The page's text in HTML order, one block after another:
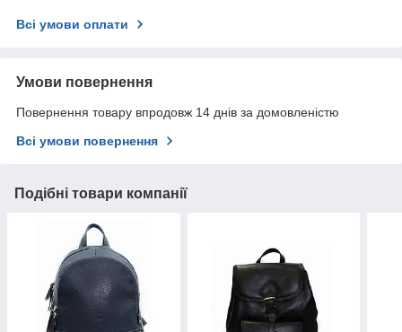
Всі умови оплати
Умови повернення
Повернення товару впродовж 14 днів за домовленістю
Всі умови повернення
Подібні товари компанії